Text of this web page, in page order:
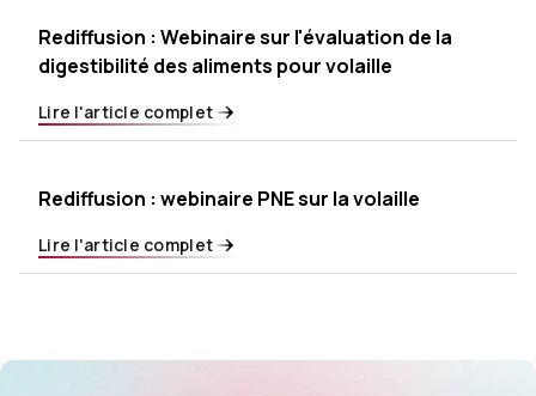
Rediffusion : Webinaire sur l'évaluation de la
digestibilité des aliments pour volaille
Lire l'article complet
Rediffusion : webinaire PNE sur la volaille
Lire l'article complet